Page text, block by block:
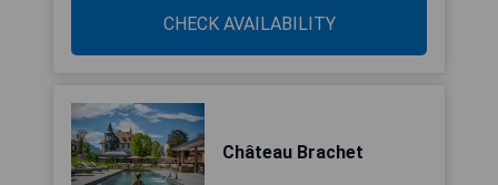
CHECK AVAILABILITY
Château Brachet